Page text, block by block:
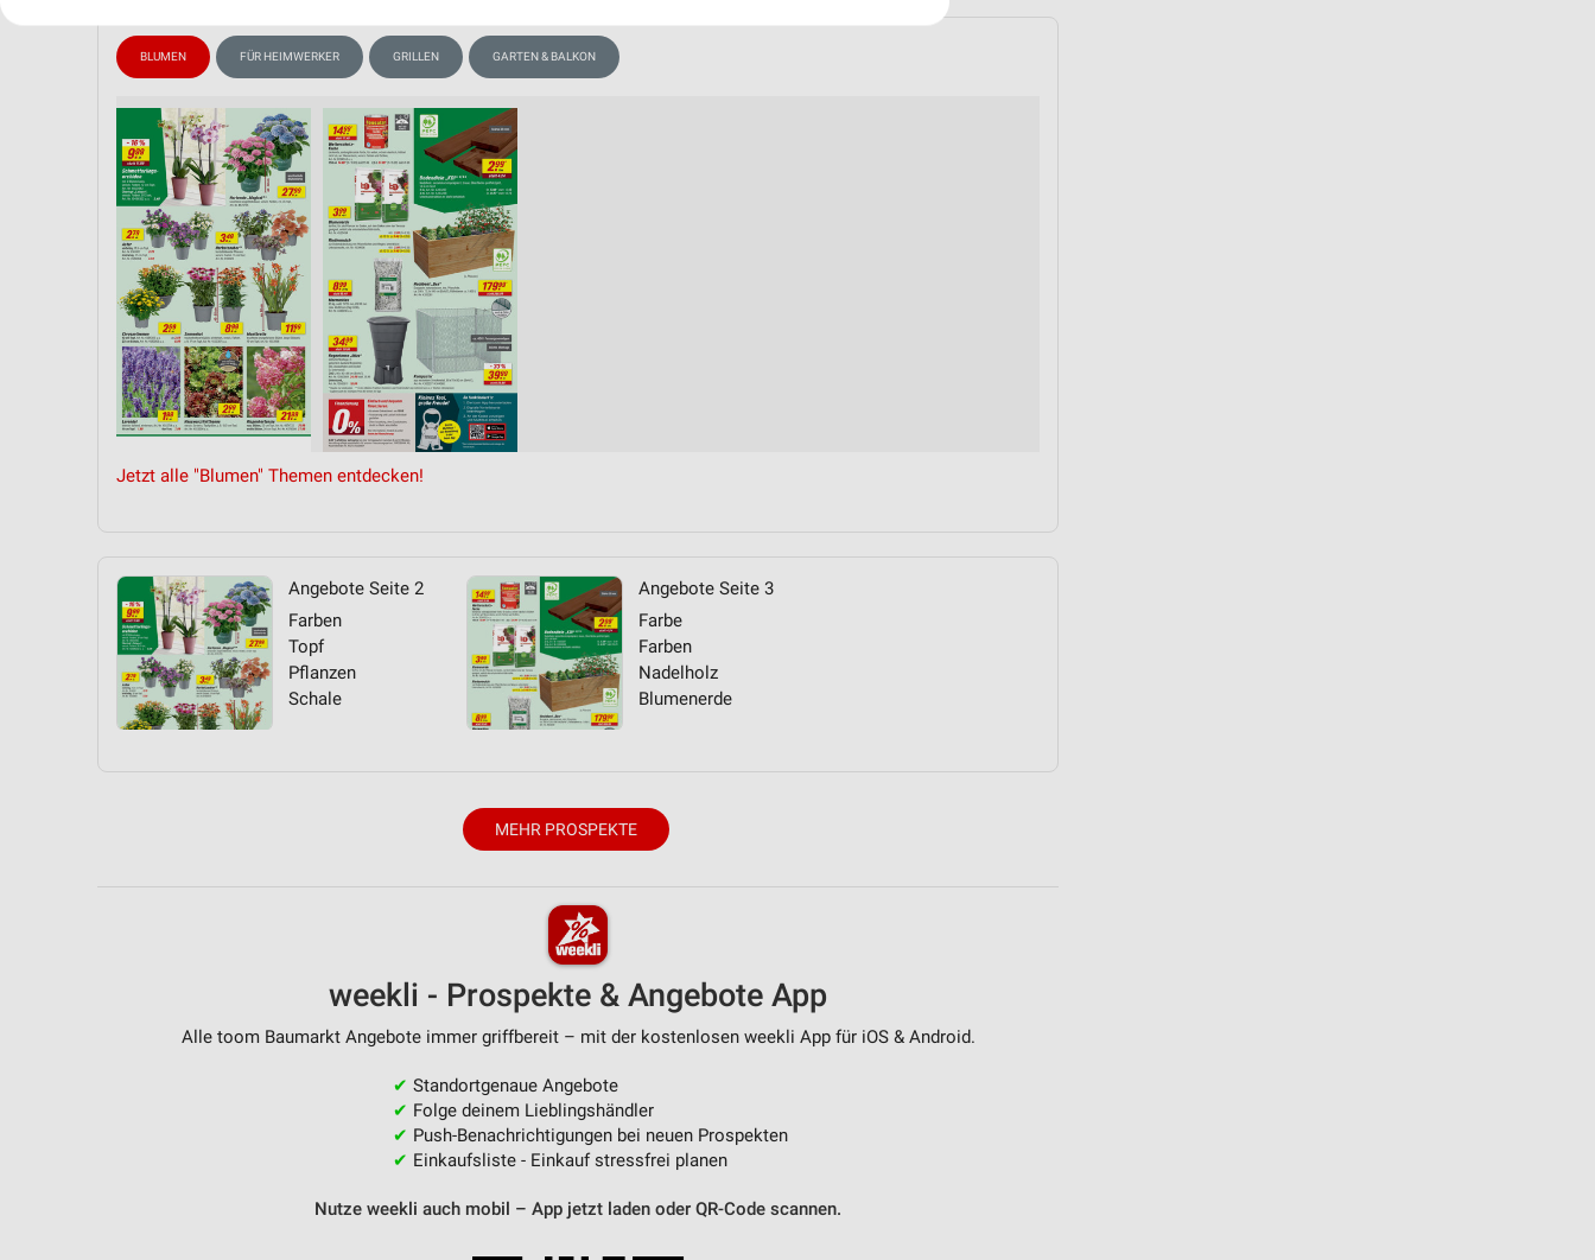
BLUMEN FÜR HEIMWERKER GRILLEN GARTEN & BALKON
Jetzt alle "Blumen" Themen entdecken!
Angebote Seite 2
Farben
Topf
Pflanzen
Schale
Angebote Seite 3
Farbe
Farben
Nadelholz
Blumenerde
MEHR PROSPEKTE
weekli - Prospekte & Angebote App
Alle toom Baumarkt Angebote immer griffbereit – mit der kostenlosen weekli App für iOS & Android.
✔ Standortgenaue Angebote
✔ Folge deinem Lieblingshändler
✔ Push-Benachrichtigungen bei neuen Prospekten
✔ Einkaufsliste - Einkauf stressfrei planen
Nutze weekli auch mobil – App jetzt laden oder QR-Code scannen.
Erstellung von Profilen zur Personalisierung von Inhalten
Verwendung von Profilen zur Auswahl personalisierter Inhalte
Messung der Werbeleistung
Messung der Performance von Inhalten
Analyse von Zielgruppen durch Statistiken oder Kombinationen von Daten aus verschiedenen
Entwicklung und Verbesserung der Angebote
Verwendung reduzierter Daten zur Auswahl von Inhalten
IAB-Besonderheiten:
Notwendig
Performance